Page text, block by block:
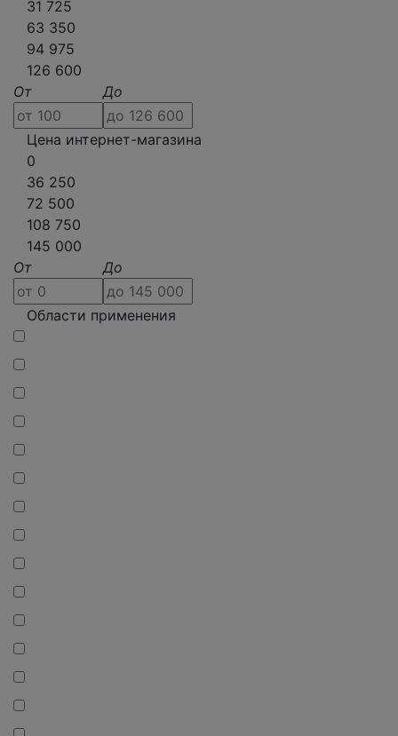
31 725
63 350
94 975
126 600
От
До
Цена интернет-магазина
0
36 250
72 500
108 750
145 000
От
До
Области применения